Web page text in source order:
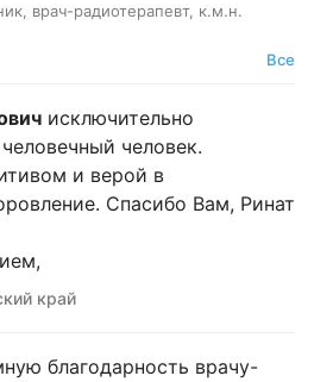
врач-радиотерапевт, к.м.н.
Все
исключительно
человек.
и верой в
Спасибо Вам, Ринат
край
благодарность врачу-